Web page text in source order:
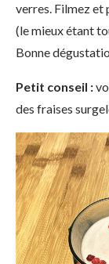
verres. Filmez et
(le mieux étant
Bonne
Petit conseil :
des fraises